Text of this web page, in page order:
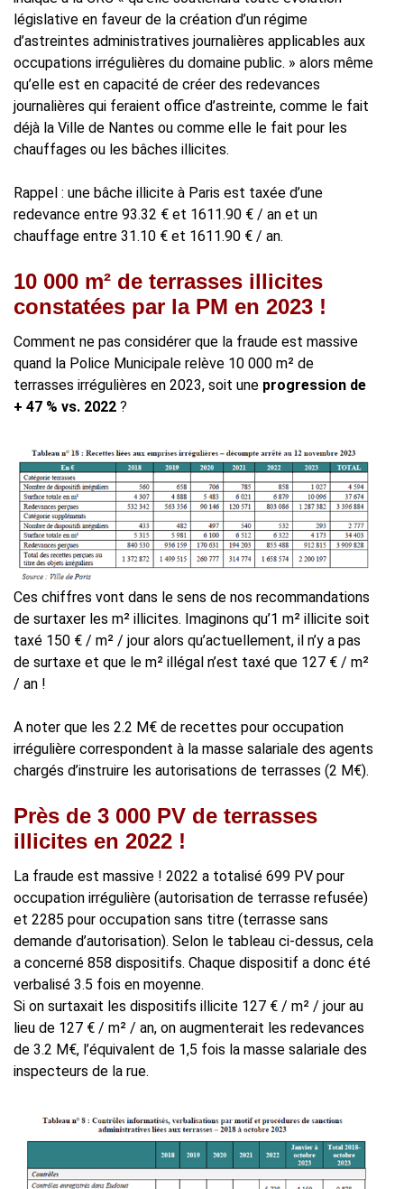
législative en faveur de la création d’un régime
d’astreintes administratives journalières applicables aux
occupations irrégulières du domaine public. » alors même
qu’elle est en capacité de créer des redevances
journalières qui feraient office d’astreinte, comme le fait
déjà la Ville de Nantes ou comme elle le fait pour les
chauffages ou les bâches illicites.
Rappel : une bâche illicite à Paris est taxée d’une
redevance entre 93.32 € et 1611.90 € / an et un
chauffage entre 31.10 € et 1611.90 € / an.
10 000 m² de terrasses illicites
constatées par la PM en 2023 !
Comment ne pas considérer que la fraude est massive
quand la Police Municipale relève 10 000 m² de
terrasses irrégulières en 2023, soit une progression de
+ 47 % vs. 2022 ?
Ces chiffres vont dans le sens de nos recommandations
de surtaxer les m² illicites. Imaginons qu’1 m² illicite soit
taxé 150 € / m² / jour alors qu’actuellement, il n’y a pas
de surtaxe et que le m² illégal n’est taxé que 127 € / m²
/ an !
A noter que les 2.2 M€ de recettes pour occupation
irrégulière correspondent à la masse salariale des agents
chargés d’instruire les autorisations de terrasses (2 M€).
Près de 3 000 PV de terrasses
illicites en 2022 !
La fraude est massive ! 2022 a totalisé 699 PV pour
occupation irrégulière (autorisation de terrasse refusée)
et 2285 pour occupation sans titre (terrasse sans
demande d’autorisation). Selon le tableau ci-dessus, cela
a concerné 858 dispositifs. Chaque dispositif a donc été
verbalisé 3.5 fois en moyenne.
Si on surtaxait les dispositifs illicite 127 € / m² / jour au
lieu de 127 € / m² / an, on augmenterait les redevances
de 3.2 M€, l’équivalent de 1,5 fois la masse salariale des
inspecteurs de la rue.